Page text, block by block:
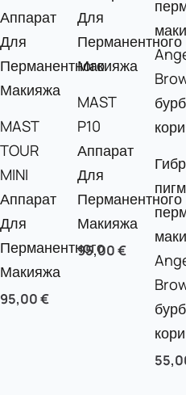
MAST
TOUR
MINI
Аппарат
Для
Перманентного
Макияжа
95,00€
MAST
P10
Аппарат
Для
Перманентного
Макияжа
95,00€